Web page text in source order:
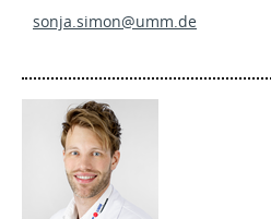
sonja.simon@umm.de